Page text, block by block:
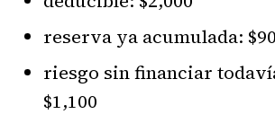
reserva ya acumulada:
riesgo sin financiar
$1,100